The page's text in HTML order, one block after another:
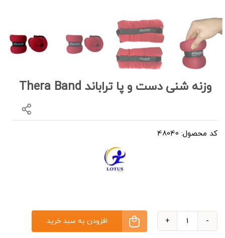
وزنه شنی دست و پا تراباند Thera Band
کد محصول: 48040
افزودن به سبد خرید